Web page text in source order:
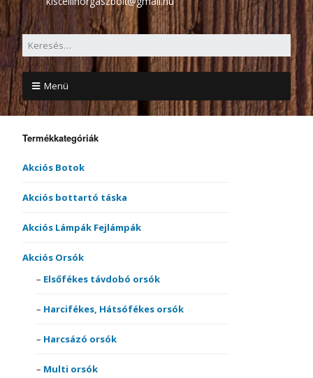
Menü
Termékkategóriák
Akciós Botok
Akciós bottartó táska
Akciós Lámpák Fejlámpák
Akciós Orsók
Elsőfékes távdobó orsók
Harcifékes, Hátsófékes orsók
Harcsázó orsók
Multi orsók